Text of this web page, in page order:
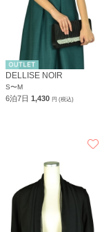
DELLISE NOIR
S〜M
6泊7日 1,430 円 (税込)